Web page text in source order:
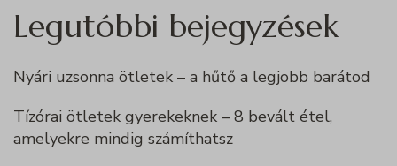
Legutóbbi bejegyzések
Nyári uzsonna ötletek – a hűtő a legjobb barátod
Tízórai ötletek gyerekeknek – 8 bevált étel,
amelyekre mindig számíthatsz